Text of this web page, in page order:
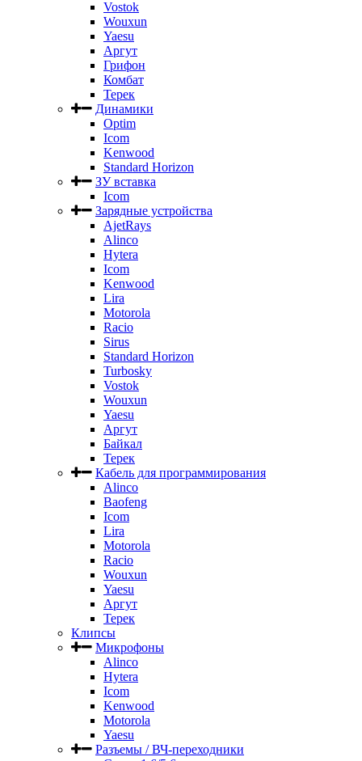
Vostok
Wouxun
Yaesu
Аргут
Грифон
Комбат
Терек
Динамики
Optim
Icom
Kenwood
Standard Horizon
ЗУ вставка
Icom
Зарядные устройства
AjetRays
Alinco
Hytera
Icom
Kenwood
Lira
Motorola
Racio
Sirus
Standard Horizon
Turbosky
Vostok
Wouxun
Yaesu
Аргут
Байкал
Терек
Кабель для программирования
Alinco
Baofeng
Icom
Lira
Motorola
Racio
Wouxun
Yaesu
Аргут
Терек
Клипсы
Микрофоны
Alinco
Hytera
Icom
Kenwood
Motorola
Yaesu
Разъемы / ВЧ-переходники